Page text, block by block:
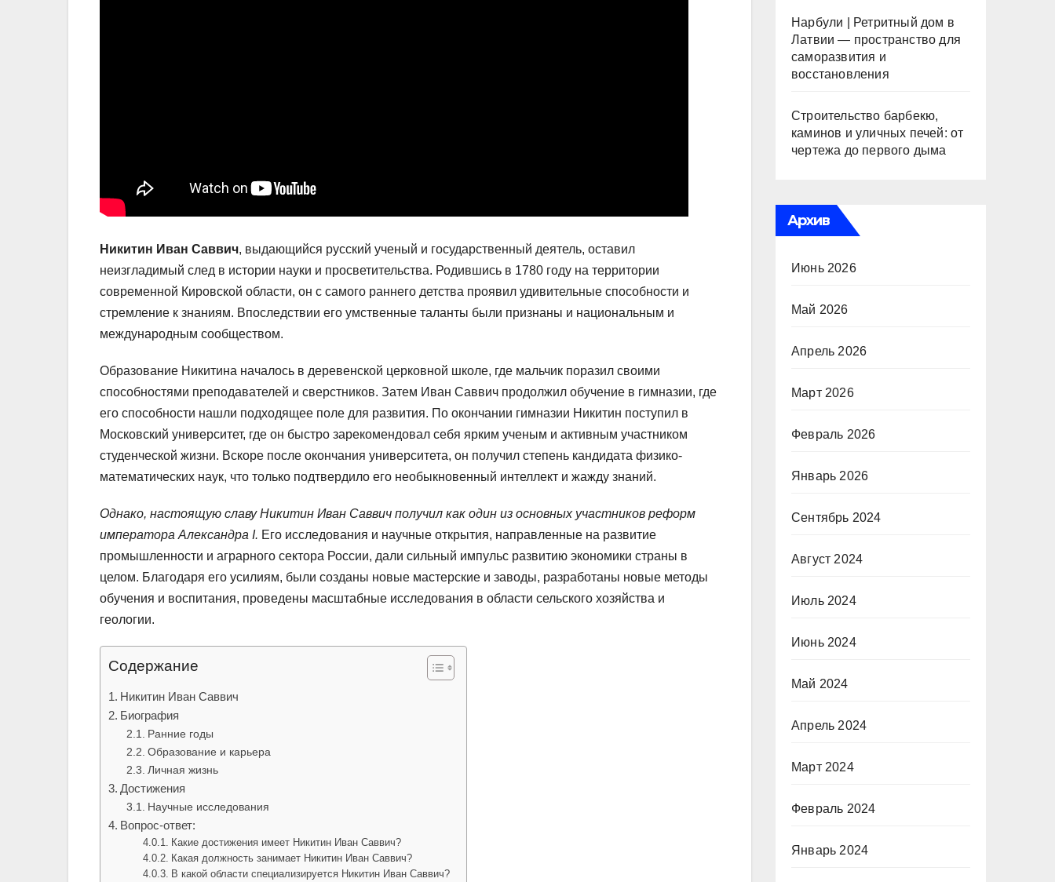
Никитин Иван Саввич, выдающийся русский ученый и государственный деятель, оставил
неизгладимый след в истории науки и просветительства. Родившись в 1780 году на территории
современной Кировской области, он с самого раннего детства проявил удивительные способности и
стремление к знаниям. Впоследствии его умственные таланты были признаны и национальным и
международным сообществом.
Образование Никитина началось в деревенской церковной школе, где мальчик поразил своими
способностями преподавателей и сверстников. Затем Иван Саввич продолжил обучение в гимназии, где
его способности нашли подходящее поле для развития. По окончании гимназии Никитин поступил в
Московский университет, где он быстро зарекомендовал себя ярким ученым и активным участником
студенческой жизни. Вскоре после окончания университета, он получил степень кандидата физико-
математических наук, что только подтвердило его необыкновенный интеллект и жажду знаний.
Однако, настоящую славу Никитин Иван Саввич получил как один из основных участников реформ
императора Александра I. Его исследования и научные открытия, направленные на развитие
промышленности и аграрного сектора России, дали сильный импульс развитию экономики страны в
целом. Благодаря его усилиям, были созданы новые мастерские и заводы, разработаны новые методы
обучения и воспитания, проведены масштабные исследования в области сельского хозяйства и
геологии.
Содержание
Никитин Иван Саввич
Биография
Ранние годы
Образование и карьера
Личная жизнь
Достижения
Научные исследования
Вопрос-ответ:
Какие достижения имеет Никитин Иван Саввич?
Какая должность занимает Никитин Иван Саввич?
В какой области специализируется Никитин Иван Саввич?
Нарбули | Ретритный дом в
Латвии — пространство для
саморазвития и
восстановления
Строительство барбекю,
каминов и уличных печей: от
чертежа до первого дыма
Архив
Июнь 2026
Май 2026
Апрель 2026
Март 2026
Февраль 2026
Январь 2026
Сентябрь 2024
Август 2024
Июль 2024
Июнь 2024
Май 2024
Апрель 2024
Март 2024
Февраль 2024
Январь 2024